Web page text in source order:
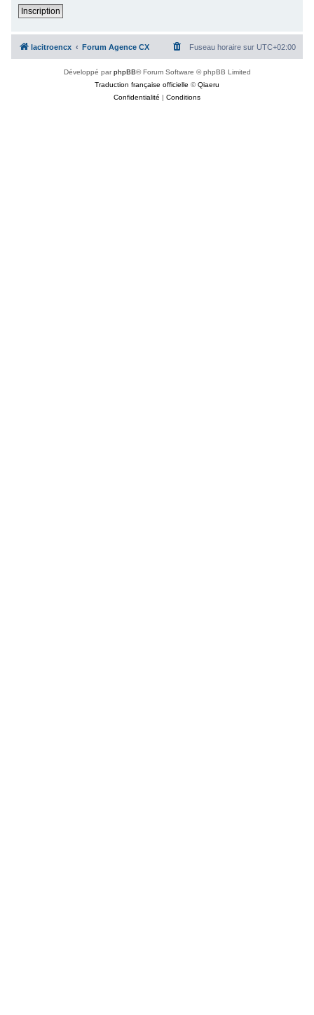
Inscription
lacitroencx Forum Agence CX Fuseau horaire sur UTC+02:00
Développé parphpBB® Forum Software © phpBB Limited
Traduction française officielle ©Qiaeru
Confidentialité | Conditions